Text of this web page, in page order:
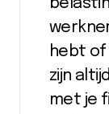
hebt
zijn
met je